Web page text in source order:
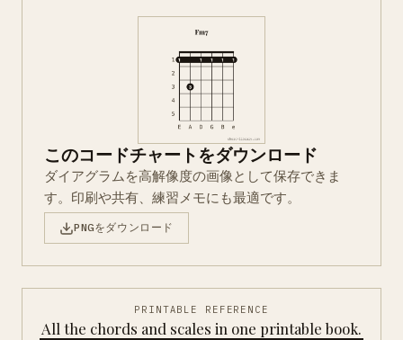
このコードチャートをダウンロード
ダイアグラムを高解像度の画像として保存できま
す。印刷や共有、練習メモにも最適です。
PNGをダウンロード
PRINTABLE REFERENCE
All the chords and scales in one printable book.